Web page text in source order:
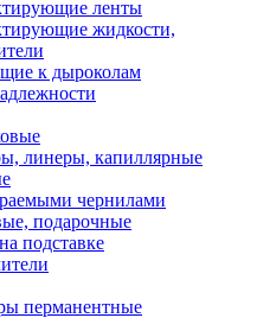
ленты
жидкости,
к дыроколам
линеры, капиллярные
чернилами
подарочные
подставке
перманентные